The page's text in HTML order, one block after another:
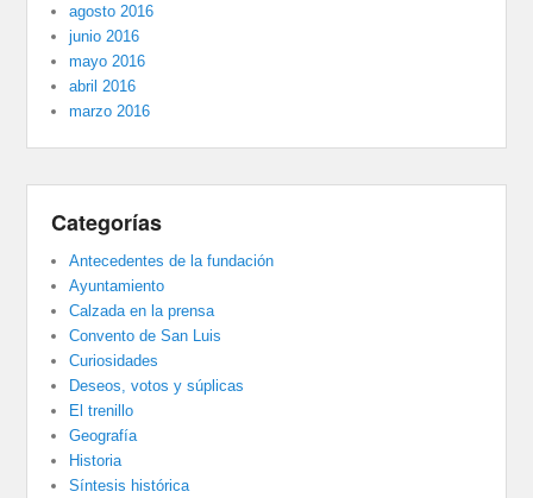
agosto 2016
junio 2016
mayo 2016
abril 2016
marzo 2016
Categorías
Antecedentes de la fundación
Ayuntamiento
Calzada en la prensa
Convento de San Luis
Curiosidades
Deseos, votos y súplicas
El trenillo
Geografía
Historia
Síntesis histórica